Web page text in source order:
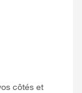
côtés et